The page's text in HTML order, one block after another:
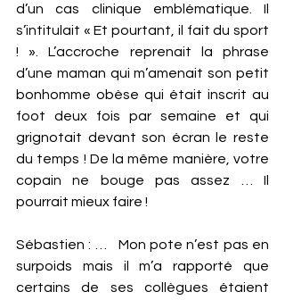
d’un cas clinique emblématique. Il
s’intitulait « Et pourtant, il fait du sport
! ». L’accroche reprenait la phrase
d’une maman qui m’amenait son petit
bonhomme obèse qui était inscrit au
foot deux fois par semaine et qui
grignotait devant son écran le reste
du temps ! De la même manière, votre
copain ne bouge pas assez … Il
pourrait mieux faire !
Sébastien : …   Mon pote n’est pas en
surpoids mais il m’a rapporté que
certains de ses collègues étaient